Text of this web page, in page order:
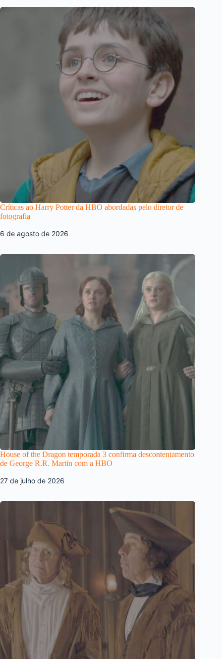
Críticas ao Harry Potter da HBO abordadas pelo diretor de
fotografia
6 de agosto de 2026
House of the Dragon temporada 3 confirma descontentamento
de George R.R. Martin com a HBO
27 de julho de 2026